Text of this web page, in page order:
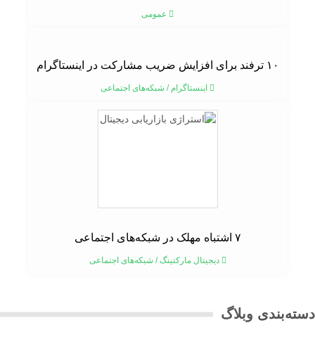
عمومی
۱۰ ترفند برای افزایش ضریب مشارکت در اینستاگرام
اینستاگرام/شبکه‌های اجتماعی
دیجیتال مارکتینگ/شبکه‌های اجتماعی
وبلاگ